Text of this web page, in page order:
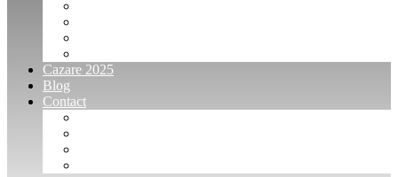
Cazare 2025
Blog
Contact